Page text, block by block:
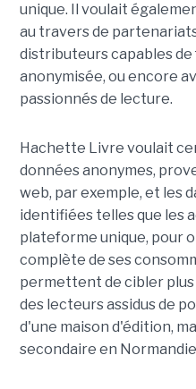
unique. Il voulait
au travers de
distributeurs capables de
anonymisée, ou encore
passionnés de lecture.
Hachette Livre voulait
données anonymes,
web, par exemple, et les
identifiées telles que les
plateforme unique, pour
complète de ses
permettent de cibler
des lecteurs assidus de
d'une maison d'édition,
secondaire en